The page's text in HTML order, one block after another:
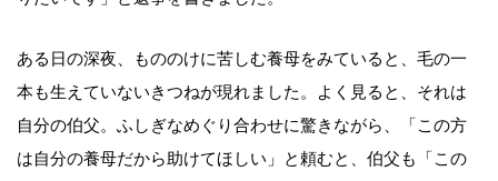
ある日の深夜、もののけに苦しむ養母をみていると、毛の一
本も生えていないきつねが現れました。よく見ると、それは
自分の伯父。ふしぎなめぐり合わせに驚きながら、「この方
は自分の養母だから助けてほしい」と頼むと、伯父も「この